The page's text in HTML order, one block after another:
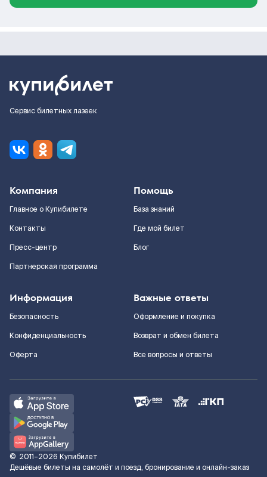
Сервис билетных лазеек
Компания
Главное о Купибилете
Контакты
Пресс-центр
Партнерская программа
Помощь
База знаний
Где мой билет
Блог
Информация
Безопасность
Конфиденциальность
Оферта
Важные ответы
Оформление и покупка
Возврат и обмен билета
Все вопросы и ответы
© 2011–2026 Купибилет
Дешёвые билеты на самолёт и поезд, бронирование и онлайн-заказ